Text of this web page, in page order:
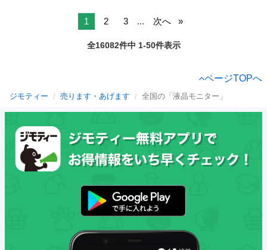
1 2 3 ... 次へ
全16082件中 1-50件表示
ページTOPへ
ジモティー 売ります・あげます 全国の「液晶モニター」